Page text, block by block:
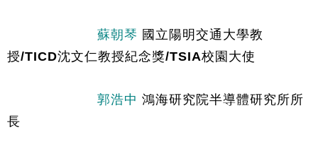
蘇朝琴 國立陽明交通大學教
授/TICD沈文仁教授紀念獎/TSIA校園大使
郭浩中 鴻海研究院半導體研究所所
長